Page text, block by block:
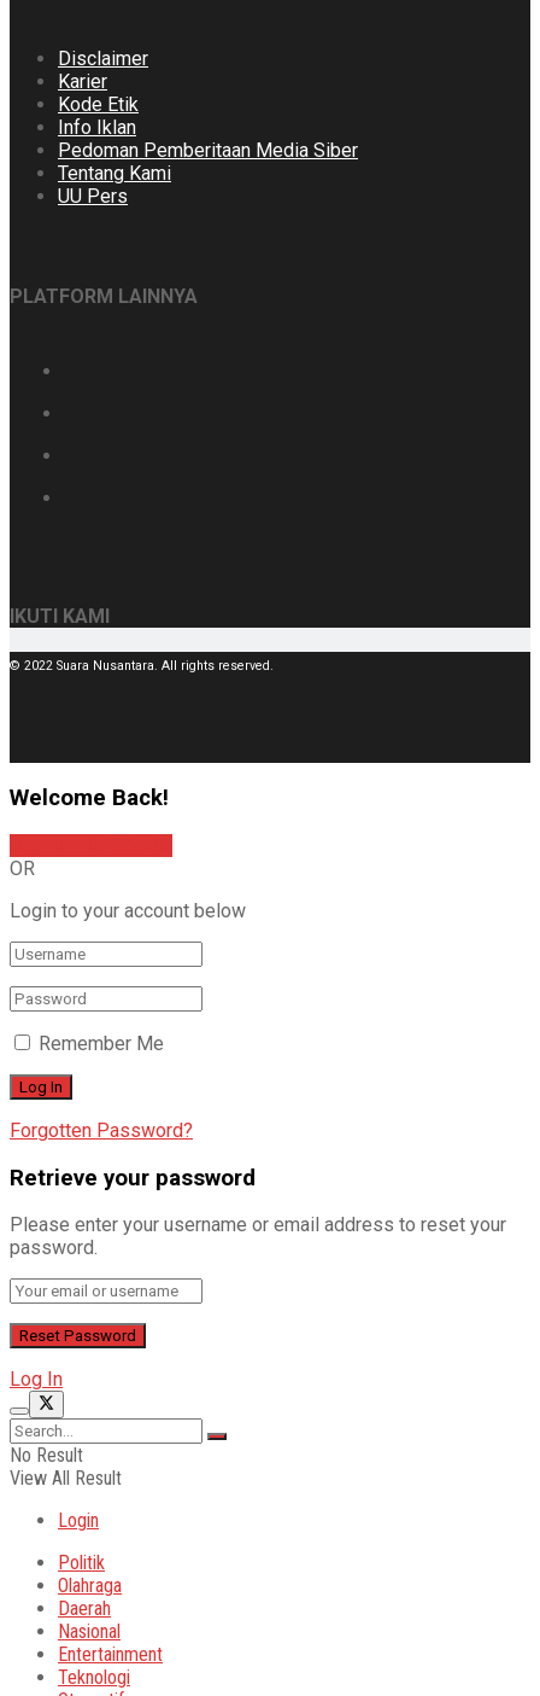
Disclaimer
Karier
Kode Etik
Info Iklan
Pedoman Pemberitaan Media Siber
Tentang Kami
UU Pers
PLATFORM LAINNYA
IKUTI KAMI
© 2022 Suara Nusantara. All rights reserved.
Welcome Back!
OR
Login to your account below
Remember Me
Forgotten Password?
Retrieve your password
Please enter your username or email address to reset your
password.
Log In
No Result
View All Result
Login
Politik
Olahraga
Daerah
Nasional
Entertainment
Teknologi